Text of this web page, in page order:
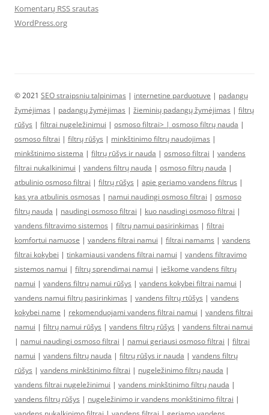
Komentarų RSS srautas
WordPress.org
© 2021 SEO straipsniu talpinimas | internetine parduotuve | padangų
žymėjimas | padangų žymėjimas | žieminių padangų žymėjimas | filtrų
rūšys | filtrai nugeležinimui | osmoso filtrai> | osmoso filtrų nauda |
osmoso filtrai | filtrų rūšys | minkštinimo filtrų naudojimas |
minkštinimo sistema | filtrų rūšys ir nauda | osmoso filtrai | vandens
filtrai nukalkinimui | vandens filtrų nauda | osmoso filtrų nauda |
atbulinio osmoso filtrai | filtrų rūšys | apie geriamo vandens filtrus |
kas yra atbulinis osmosas | namui naudingi osmoso filtrai | osmoso
filtrų nauda | naudingi osmoso filtrai | kuo naudingi osmoso filtrai |
vandens filtravimo sistemos | filtrų namui pasirinkimas | filtrai
komfortui namuose | vandens filtrai namui | filtrai namams | vandens
filtrai kokybei | tinkamiausi vandens filtrai namui | vandens filtravimo
sistemos namui | filtrų sprendimai namui | ieškome vandens filtrų
namui | vandens filtrų namui rūšys | vandens kokybei filtrai namui |
vandens namui filtrų pasirinkimas | vandens filtrų rtūšys | vandens
kokybei name | rekomenduojami vandens filtrai namui | vandens filtrai
namui | filtrų namui rūšys | vandens filtrų rūšys | vandens filtrai namui
| namui naudingi osmoso filtrai | namui geriausi osmoso filtrai | filtrai
namui | vandens filtrų nauda | filtrų rūšys ir nauda | vandens filtrų
rūšys | vandens minkštinimo filtrai | nugeležinimo filtrų nauda |
vandens filtrai nugeležinimui | vandens minkštinimo filtrų nauda |
vandens filtrų rūšys | nugeležinimo ir vandens monkštinimo filtrai |